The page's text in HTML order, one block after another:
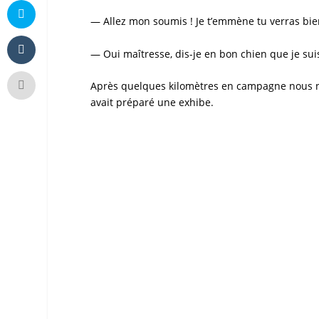
— Allez mon soumis ! Je t’emmène tu verras
— Oui maîtresse, dis-je en bon chien que je
Après quelques kilomètres en campagne nous
avait préparé uneexhibe.